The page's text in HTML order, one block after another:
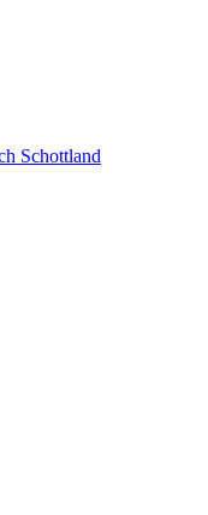
Schottland